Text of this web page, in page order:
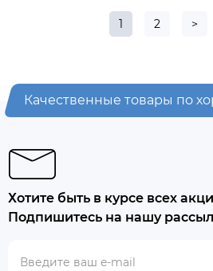
1 2 >
Качественные товары по
Хотите быть в курсе всех
Подпишитесь на нашу